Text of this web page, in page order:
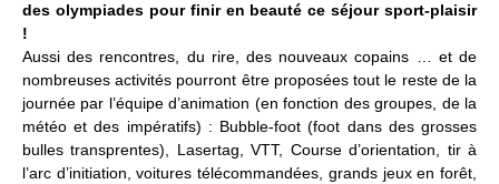
des olympiades pour finir en beauté ce séjour sport-plaisir
!
Aussi des rencontres, du rire, des nouveaux copains … et de
nombreuses activités pourront être proposées tout le reste de la
journée par l’équipe d’animation (en fonction des groupes, de la
météo et des impératifs) : Bubble-foot (foot dans des grosses
bulles transprentes), Lasertag, VTT, Course d’orientation, tir à
l’arc d’initiation, voitures télécommandées, grands jeux en forêt,